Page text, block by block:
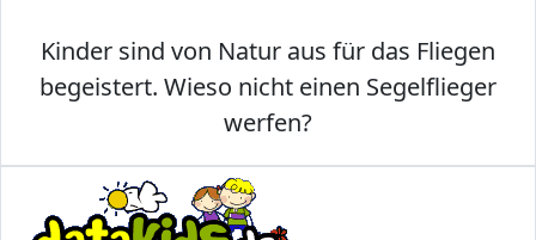
Kinder sind von Natur aus für das Fliegen
begeistert. Wieso nicht einen Segelflieger
werfen?